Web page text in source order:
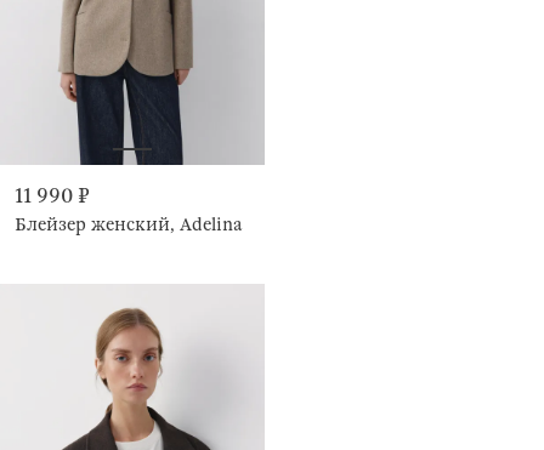
11 990 ₽
Блейзер женский, Adelina